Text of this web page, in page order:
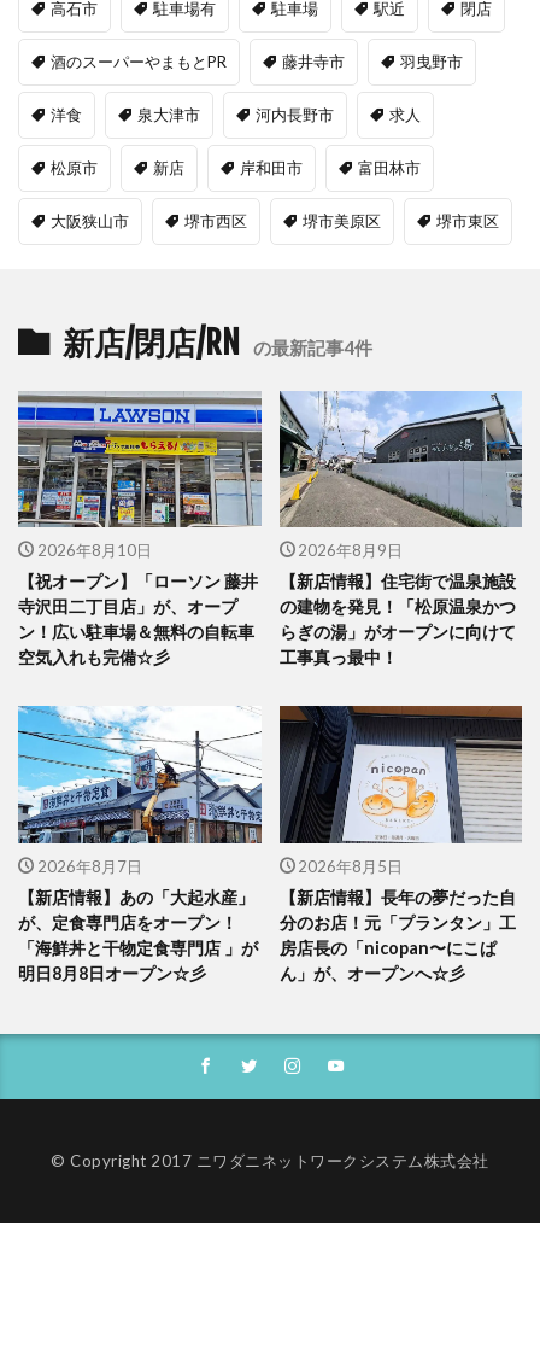
高石市 駐車場有 駐車場 駅近 閉店
酒のスーパーやまもとPR 藤井寺市 羽曳野市
洋食 泉大津市 河内長野市 求人
松原市 新店 岸和田市 富田林市
大阪狭山市 堺市西区 堺市美原区 堺市東区
新店/閉店/RN の最新記事4件
2026年8月10日
【祝オープン】「ローソン 藤井
寺沢田二丁目店」が、オープ
ン！広い駐車場＆無料の自転車
空気入れも完備☆彡
2026年8月9日
【新店情報】住宅街で温泉施設
の建物を発見！「松原温泉かつ
らぎの湯」がオープンに向けて
工事真っ最中！
2026年8月7日
【新店情報】あの「大起水産」
が、定食専門店をオープン！
「海鮮丼と干物定食専門店 」が
明日8月8日オープン☆彡
2026年8月5日
【新店情報】長年の夢だった自
分のお店！元「プランタン」工
房店長の「nicopan〜にこぱ
ん」が、オープンへ☆彡
© Copyright 2017 ニワダニネットワークシステム株式会社